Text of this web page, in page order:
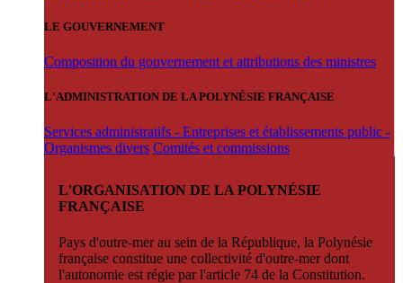
LE GOUVERNEMENT
Composition du gouvernement et attributions des ministres
L'ADMINISTRATION DE LA POLYNÉSIE FRANÇAISE
Services administratifs - Entreprises et établissements public -
Organismes divers Comités et commissions
L'ORGANISATION DE LA POLYNÉSIE
FRANÇAISE
Pays d'outre-mer au sein de la République, la Polynésie
française constitue une collectivité d'outre-mer dont
l'autonomie est régie par l'article 74 de la Constitution.